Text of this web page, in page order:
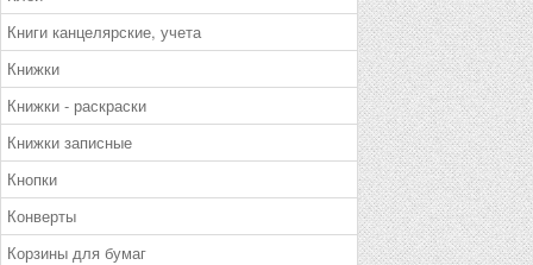
Книги канцелярские, учета
Книжки
Книжки - раскраски
Книжки записные
Кнопки
Конверты
Корзины для бумаг